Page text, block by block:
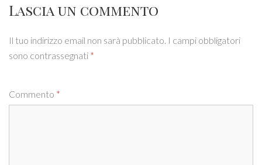
Lascia un commento
Il tuo indirizzo email non sarà pubblicato. I campi obbligatori
sono contrassegnati *
Commento *